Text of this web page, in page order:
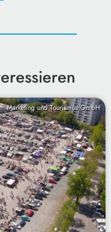
Marketing und Tourismus GmbH